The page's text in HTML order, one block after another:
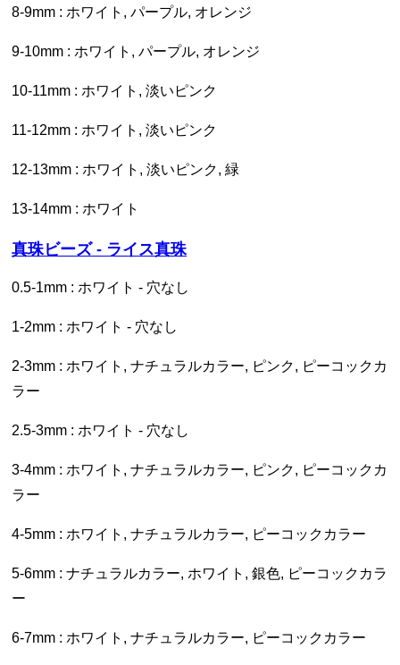
8-9mm : ホワイト, パープル, オレンジ
9-10mm : ホワイト, パープル, オレンジ
10-11mm : ホワイト, 淡いピンク
11-12mm : ホワイト, 淡いピンク
12-13mm : ホワイト, 淡いピンク, 緑
13-14mm : ホワイト
真珠ビーズ - ライス真珠
0.5-1mm : ホワイト - 穴なし
1-2mm : ホワイト - 穴なし
2-3mm : ホワイト, ナチュラルカラー, ピンク, ピーコックカ
ラー
2.5-3mm : ホワイト - 穴なし
3-4mm : ホワイト, ナチュラルカラー, ピンク, ピーコックカ
ラー
4-5mm : ホワイト, ナチュラルカラー, ピーコックカラー
5-6mm : ナチュラルカラー, ホワイト, 銀色, ピーコックカラ
ー
6-7mm : ホワイト, ナチュラルカラー, ピーコックカラー